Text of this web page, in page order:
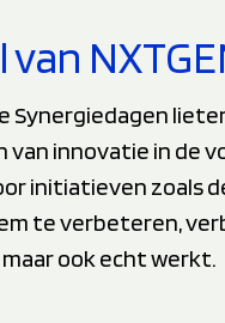
van
Synergiedagen
van innovatie in de
initiatieven zoals
te verbeteren,
ook echt werkt.